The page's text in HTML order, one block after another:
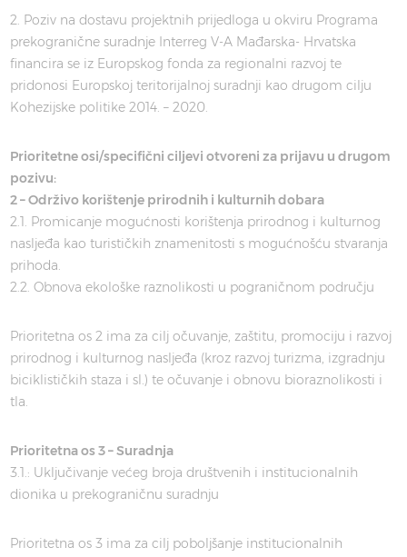
2. Poziv na dostavu projektnih prijedloga u okviru Programa
prekogranične suradnje Interreg V-A Mađarska- Hrvatska
financira se iz Europskog fonda za regionalni razvoj te
pridonosi Europskoj teritorijalnoj suradnji kao drugom cilju
Kohezijske politike 2014. – 2020.
Prioritetne osi/specifični ciljevi otvoreni za prijavu u drugom
pozivu:
2 – Održivo korištenje prirodnih i kulturnih dobara
2.1. Promicanje mogućnosti korištenja prirodnog i kulturnog
nasljeđa kao turističkih znamenitosti s mogućnošću stvaranja
prihoda.
2.2. Obnova ekološke raznolikosti u pograničnom području
Prioritetna os 2 ima za cilj očuvanje, zaštitu, promociju i razvoj
prirodnog i kulturnog nasljeđa (kroz razvoj turizma, izgradnju
biciklističkih staza i sl.) te očuvanje i obnovu bioraznolikosti i
tla.
Prioritetna os 3 – Suradnja
3.1.: Uključivanje većeg broja društvenih i institucionalnih
dionika u prekograničnu suradnju
Prioritetna os 3 ima za cilj poboljšanje institucionalnih